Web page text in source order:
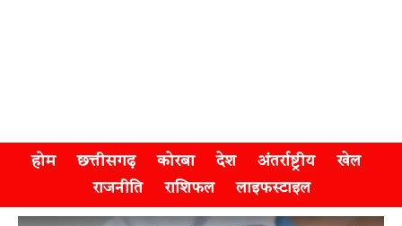
होम छत्तीसगढ़ कोरबा देश अंतर्राष्ट्रीय
खेल
राजनीति
राशिफल लाइफस्टाइल